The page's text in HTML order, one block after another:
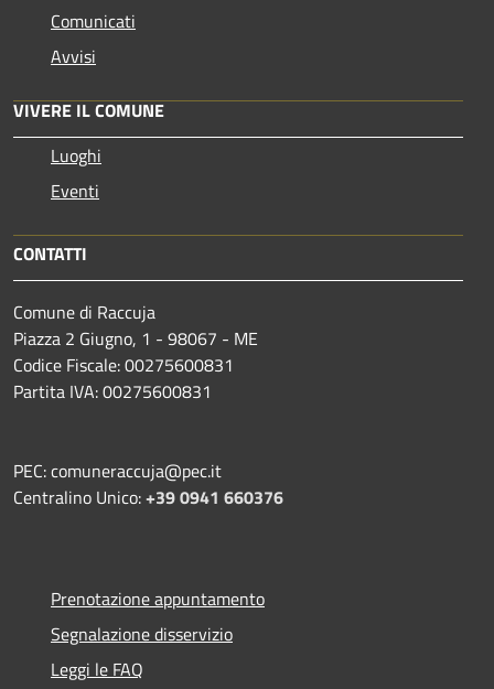
Comunicati
Avvisi
VIVERE IL COMUNE
Luoghi
Eventi
CONTATTI
Comune di Raccuja
Piazza 2 Giugno, 1 - 98067 - ME
Codice Fiscale: 00275600831
Partita IVA: 00275600831
PEC: comuneraccuja@pec.it
Centralino Unico:+39 0941 660376
Prenotazione appuntamento
Segnalazione disservizio
Leggi le FAQ